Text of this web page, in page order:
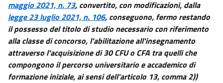
maggio 2021, n. 73, convertito, con modificazioni, dalla
legge 23 luglio 2021, n. 106, conseguono, fermo restando
il possesso del titolo di studio necessario con riferimento
alla classe di concorso, l'abilitazione all'insegnamento
attraverso l'acquisizione di 30 CFU o CFA tra quelli che
compongono il percorso universitario e accademico di
formazione iniziale, ai sensi dell'articolo 13, comma 2))